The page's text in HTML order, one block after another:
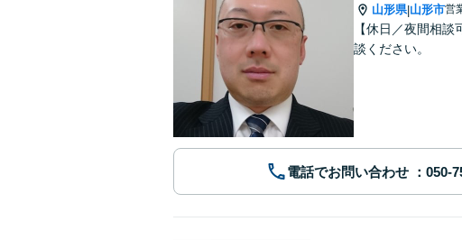
山形県|山形市営
【休日／夜間相
談ください。
電話でお問い合わせ